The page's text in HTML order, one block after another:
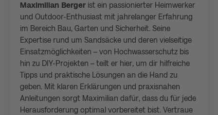
Maximilian Berger ist ein passionierter Heimwerker
und Outdoor-Enthusiast mit jahrelanger Erfahrung
im Bereich Bau, Garten und Sicherheit. Seine
Expertise rund um Sandsäcke und deren vielseitige
Einsatzmöglichkeiten – von Hochwasserschutz bis
hin zu DIY-Projekten – teilt er hier, um dir hilfreiche
Tipps und praktische Lösungen an die Hand zu
geben. Mit klaren Erklärungen und praxisnahen
Anleitungen sorgt Maximilian dafür, dass du für jede
Herausforderung optimal vorbereitet bist. Vertraue